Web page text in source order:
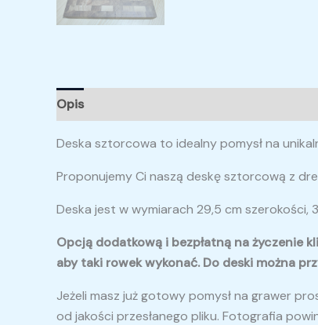
Opis
Deska sztorcowa to idealny pomysł na
Proponujemy Ci naszą deskę sztorcową z
Deska jest w wymiarach 29,5 cm szerokości,
Opcją dodatkową i bezpłatną na życzenie
aby taki rowek wykonać. Do deski można
Jeżeli masz już gotowy pomysł na grawer
od jakości przesłanego pliku. Fotografia